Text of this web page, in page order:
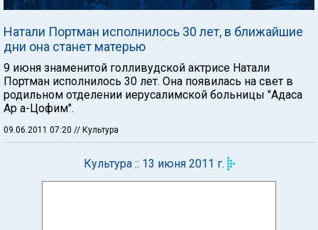
Натали Портман исполнилось 30 лет, в ближайшие
дни она станет матерью
9 июня знаменитой голливудской актрисе Натали
Портман исполнилось 30 лет. Она появилась на свет в
родильном отделении иерусалимской больницы "Адаса
Ар а-Цофим".
09.06.2011 07:20 // Культура
Культура :: 13 июня 2011 г.